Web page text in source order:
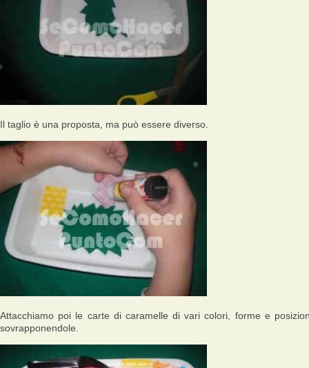
Il taglio è una proposta, ma può essere diverso.
Attacchiamo poi le carte di caramelle di vari colori, forme e
sovrapponendole.